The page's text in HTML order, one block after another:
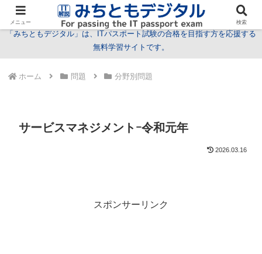
試験情報 学習方法 用語 問題 特集 お問い合わせ
「みちともデジタル」は、ITパスポート試験の合格を目指す方を応援する
無料学習サイトです。
ホーム 問題 分野別問題
サービスマネジメントｰ令和元年
2026.03.16
スポンサーリンク
メニュー 検索